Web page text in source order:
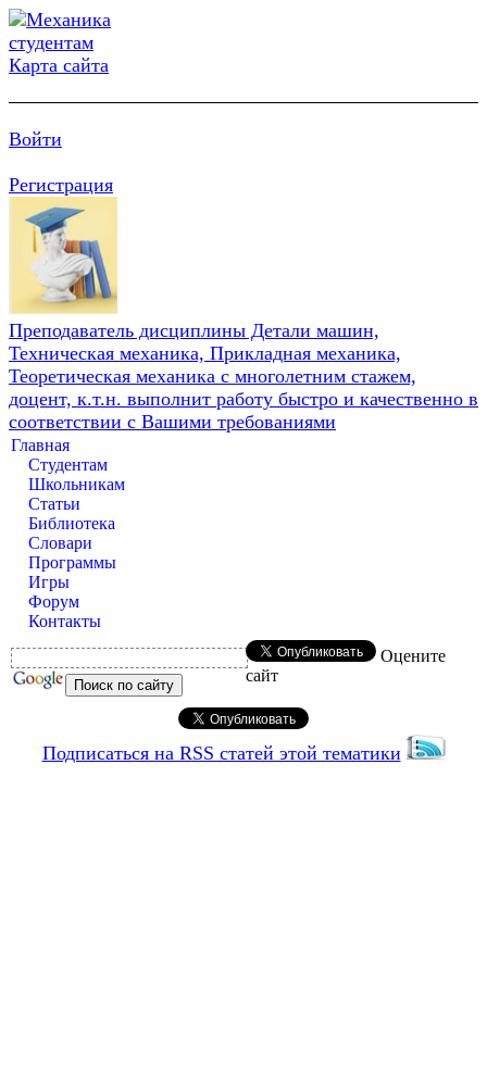
Карта сайта
Войти
Регистрация
Преподаватель дисциплины Детали машин,
Техническая механика, Прикладная механика,
Теоретическая механика с многолетним стажем,
доцент, к.т.н. выполнит работу быстро и качественно в
соответствии с Вашими требованиями
Главная
Студентам
Школьникам
Статьи
Библиотека
Словари
Программы
Игры
Форум
Контакты
Оцените
сайт
Подписаться на RSS статей этой тематики